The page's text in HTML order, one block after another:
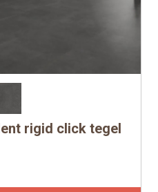
rigid click tegel